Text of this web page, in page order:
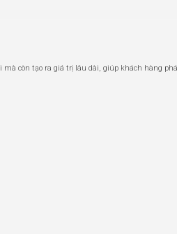
mà còn tạo ra giá trị lâu dài, giúp khách hàng